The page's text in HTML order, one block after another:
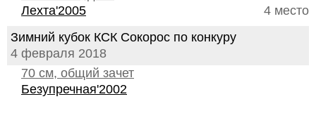
4 место
Лехта'2005
Зимний кубок КСК Сокорос по конкуру
4 февраля 2018
70 см, общий зачет
Безупречная'2002